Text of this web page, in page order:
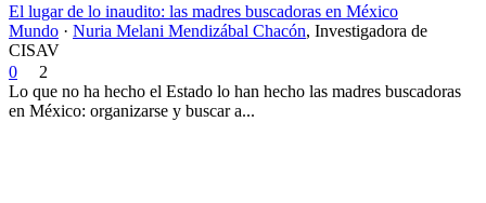
El lugar de lo inaudito: las madres buscadoras en México
Mundo · Nuria Melani Mendizábal Chacón, Investigadora de
CISAV
0
2
Lo que no ha hecho el Estado lo han hecho las madres buscadoras
en México: organizarse y buscar a...